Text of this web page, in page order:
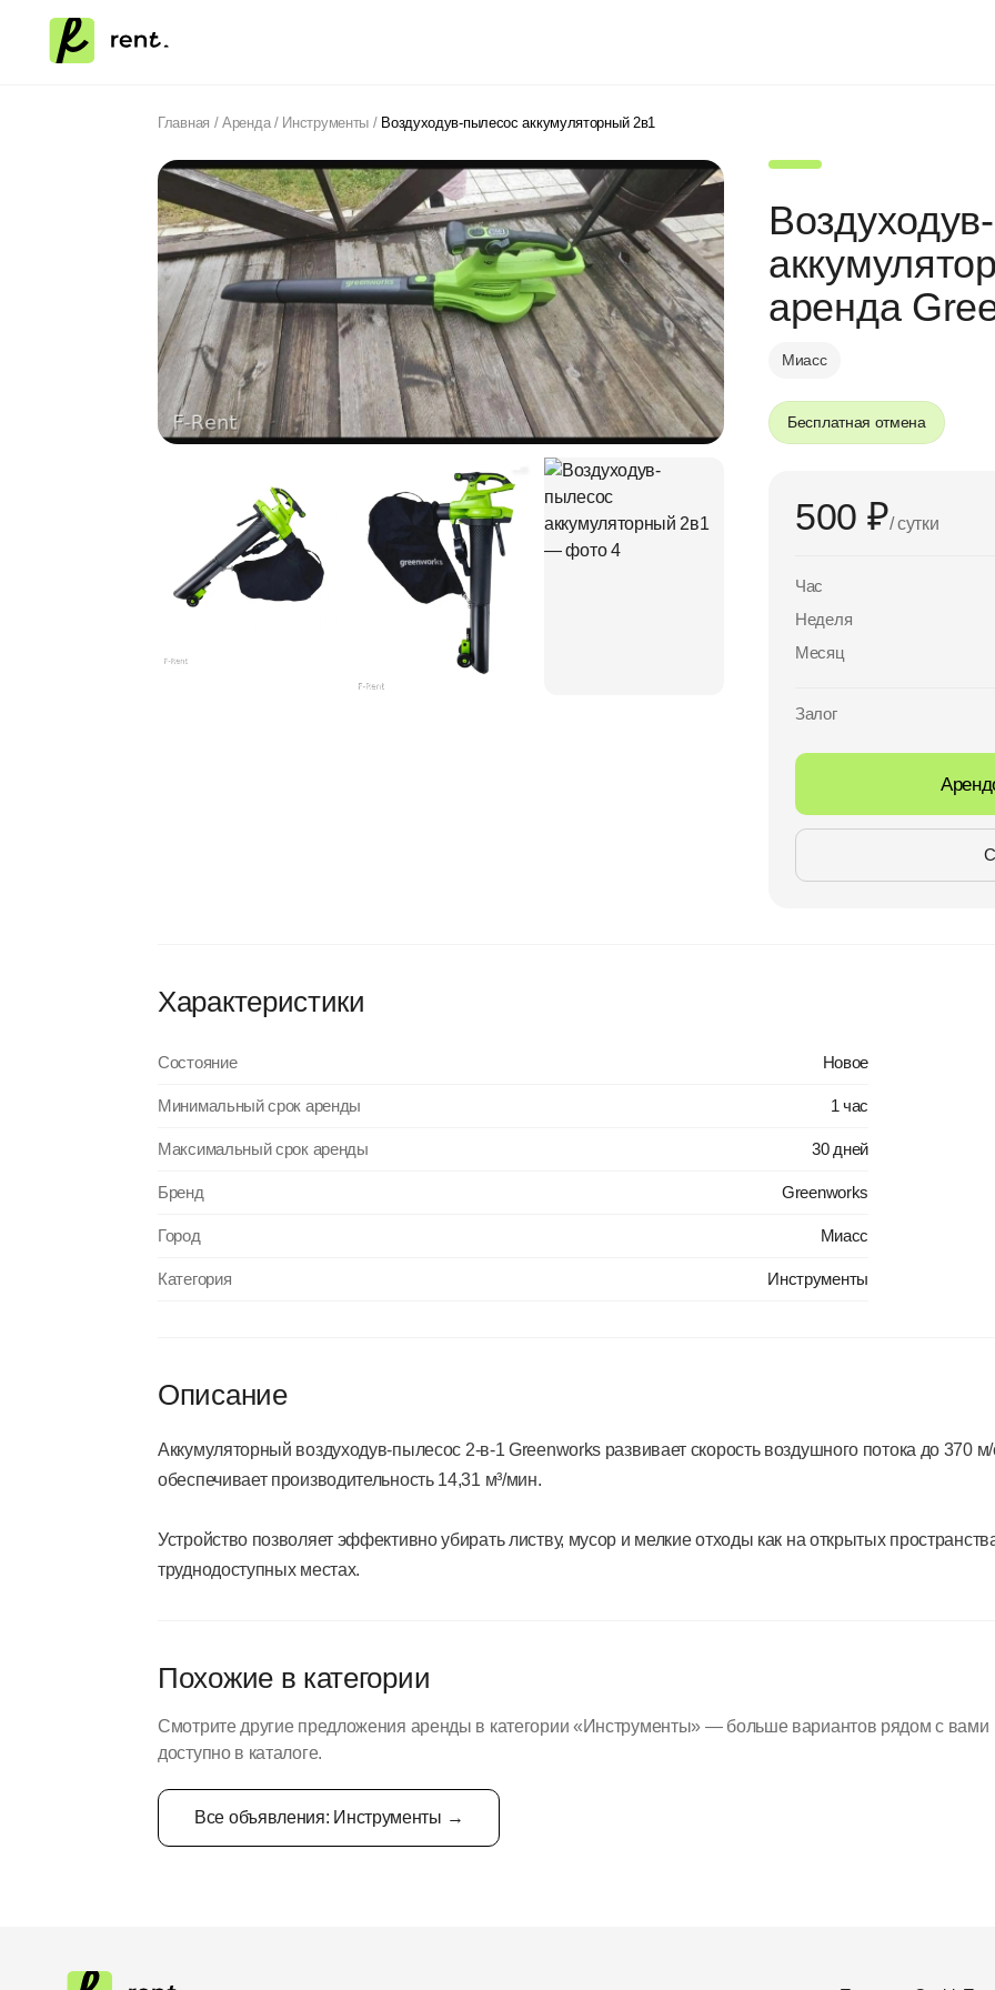
Главная /Аренда/ Инструменты / Воздуходув-пылесос аккумуляторный 2в1
аренда
Миасс
Бесплатная отмена
500 ₽/ сутки
Час
Неделя
Месяц
Залог
Характеристики
Состояние Новое
Минимальный срок аренды 1 час
Максимальный срок аренды 30 дней
Бренд Greenworks
Город Миасс
Категория Инструменты
Описание
Аккумуляторный воздуходув-пылесос 2-в-1 Greenworks развивает скорость воздушного потока до 370
обеспечивает производительность 14,31 м³/мин.
Устройство позволяет эффективно убирать листву, мусор и мелкие отходы как на открытых
труднодоступных местах.
Похожие в категории
Смотрите другие предложения аренды в категории «Инструменты» — больше вариантов рядом с вами
доступно в каталоге.
Все объявления: Инструменты →